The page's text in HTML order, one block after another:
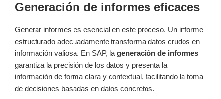
Generación de informes eficaces
Generar informes es esencial en este proceso. Un informe
estructurado adecuadamente transforma datos crudos en
información valiosa. En SAP, la generación de informes
garantiza la precisión de los datos y presenta la
información de forma clara y contextual, facilitando la toma
de decisiones basadas en datos concretos.